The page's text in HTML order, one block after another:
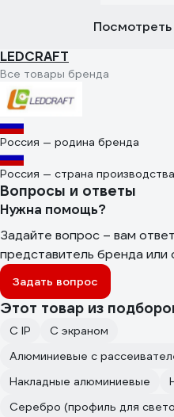
LEDCRAFT
Все товары бренда
Россия — родина бренда
Россия — страна производства
Вопросы и ответы
Нужна помощь?
Задайте вопрос – вам
представитель бренда или
Задать вопрос
Этот товар из
С IP
С экраном
Накладные алюминиевые
Серебро (профиль для